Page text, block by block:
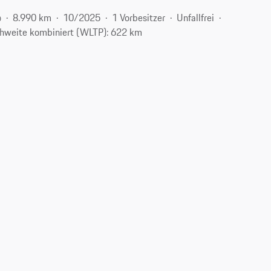
8.990 km 10/2025 1 Vorbesitzer
Unfallfrei
kombiniert (WLTP): 622 km